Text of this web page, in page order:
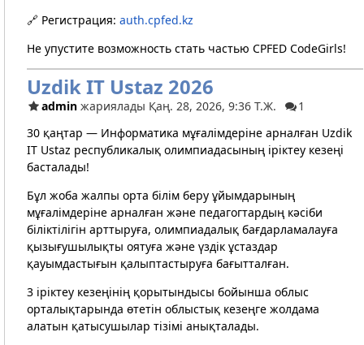
🔗 Регистрация: auth.cpfed.kz
Не упустите возможность стать частью CPFED CodeGirls!
Uzdik IT Ustaz 2026
admin жариялады Қаң. 28, 2026, 9:36 Т.Ж.
1
30 қаңтар — Информатика мұғалімдеріне арналған Uzdik
IT Ustaz республикалық олимпиадасының іріктеу кезеңі
басталады!
Бұл жоба жалпы орта білім беру ұйымдарының
мұғалімдеріне арналған және педагогтардың кәсіби
біліктілігін арттыруға, олимпиадалық бағдарламалауға
қызығушылықты оятуға және үздік ұстаздар
қауымдастығын қалыптастыруға бағытталған.
3 іріктеу кезеңінің қорытындысы бойынша облыс
орталықтарында өтетін облыстық кезеңге жолдама
алатын қатысушылар тізімі анықталады.